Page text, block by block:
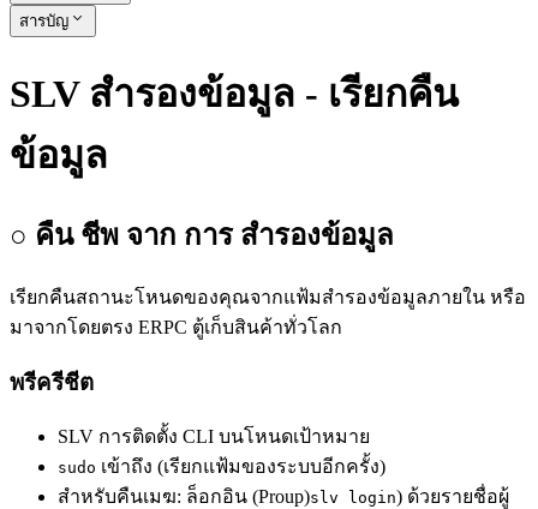
สารบัญ
SLV สํารองข้อมูล - เรียกคืน
ข้อมูล
○ คืน ชีพ จาก การ สํารองข้อมูล
เรียกคืนสถานะโหนดของคุณจากแฟ้มสํารองข้อมูลภายใน หรือ
มาจากโดยตรง ERPC ตู้เก็บสินค้าทั่วโลก
พรีครีชีต
SLV การติดตั้ง CLI บนโหนดเป้าหมาย
sudo เข้าถึง (เรียกแฟ้มของระบบอีกครั้ง)
สําหรับคืนเมฆ: ล็อกอิน (Proup)slv login) ด้วยรายชื่อผู้